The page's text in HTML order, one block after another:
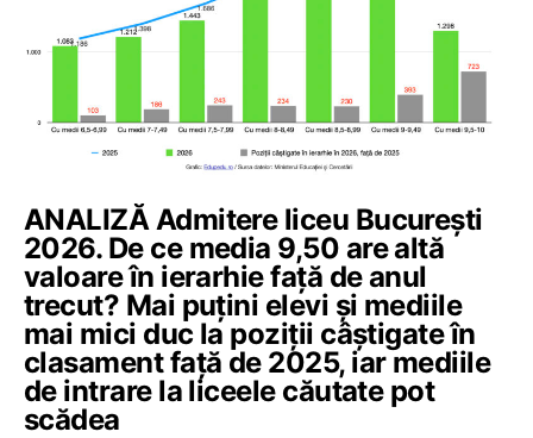
ANALIZĂ Admitere liceu București
2026. De ce media 9,50 are altă
valoare în ierarhie față de anul
trecut? Mai puțini elevi și mediile
mai mici duc la poziții câștigate în
clasament față de 2025, iar mediile
de intrare la liceele căutate pot
scădea